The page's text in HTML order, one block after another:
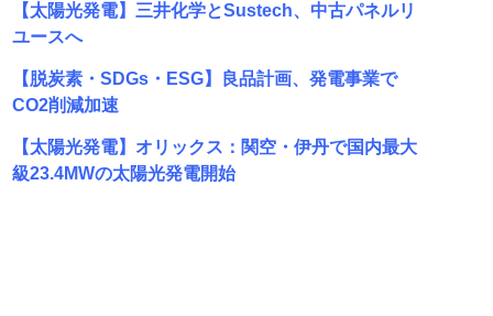
【太陽光発電】三井化学とSustech、中古パネルリ
ユースへ
【脱炭素・SDGs・ESG】良品計画、発電事業で
CO2削減加速
【太陽光発電】オリックス：関空・伊丹で国内最大
級23.4MWの太陽光発電開始